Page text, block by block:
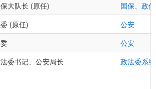
大队长 (原任)
国保、政
(原任)
公安
公安
委书记、公安局长 政法委系统